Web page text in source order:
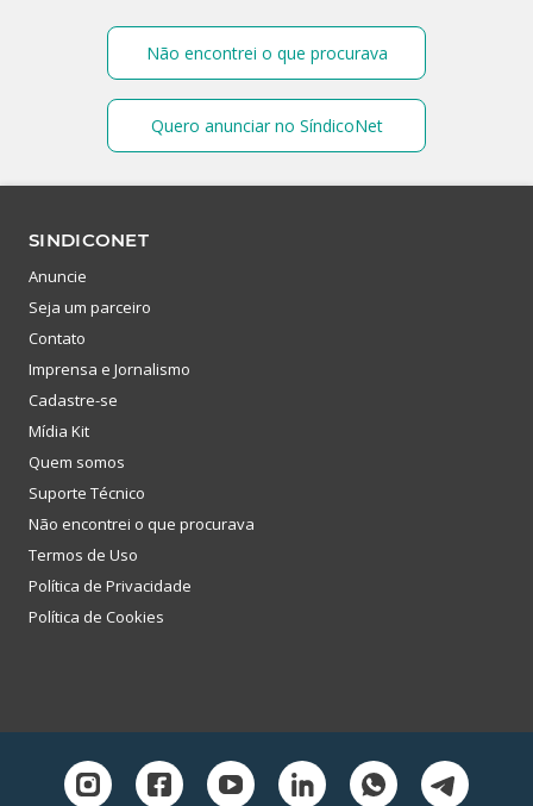
Não encontrei o que procurava
Quero anunciar no SíndicoNet
SINDICONET
Anuncie
Seja um parceiro
Contato
Imprensa e Jornalismo
Cadastre-se
Mídia Kit
Quem somos
Suporte Técnico
Não encontrei o que procurava
Termos de Uso
Política de Privacidade
Política de Cookies